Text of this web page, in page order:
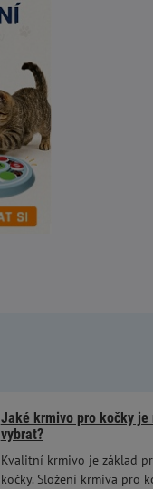
Jaké krmivo pro kočky
vybrat?
Kvalitní krmivo je základ
kočky. Složení krmiva pro